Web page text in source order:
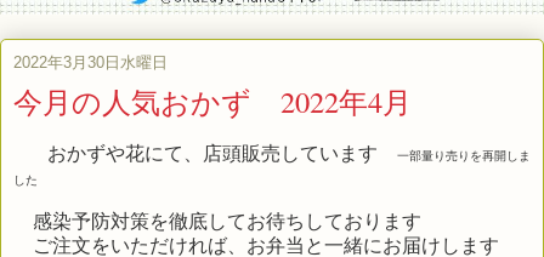
2022年3月30日水曜日
今月の人気おかず 2022年4月
おかずや花にて、店頭販売しています
一部量り売りを再開しま
した
感染予防対策を徹底してお待ちしております
ご注文をいただければ、お弁当と一緒にお届けします